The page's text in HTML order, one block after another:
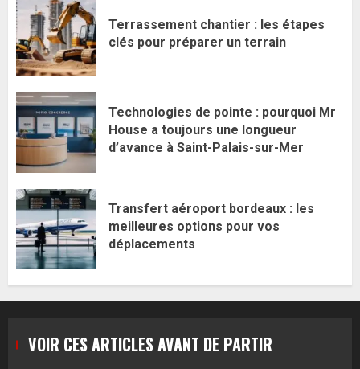
Terrassement chantier : les étapes
clés pour préparer un terrain
Technologies de pointe : pourquoi Mr
House a toujours une longueur
d’avance à Saint-Palais-sur-Mer
Transfert aéroport bordeaux : les
meilleures options pour vos
déplacements
VOIR CES ARTICLES AVANT DE PARTIR